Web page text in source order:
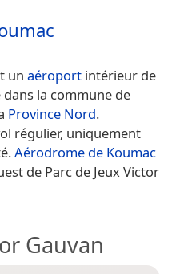
un aéroport intérieur de
dans la commune de
Province Nord.
régulier, uniquement
Aérodrome de Koumac
de Parc de Jeux Victor
Gauvan